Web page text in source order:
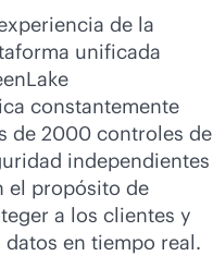
de la
unificada
constantemente
de 2000 controles de
independientes
el propósito de
a los clientes y
datos en tiempo real.